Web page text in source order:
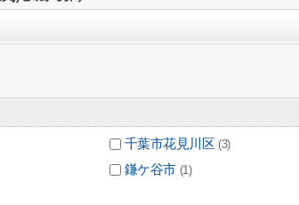
千葉市花見川区 (3)
鎌ケ谷市 (1)